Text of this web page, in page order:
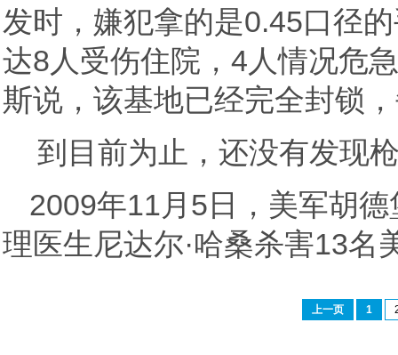
发时，嫌犯拿的是0.45口径
达8人受伤住院，4人情况危
斯说，该基地已经完全封锁
到目前为止，还没有发现
2009年11月5日，美军胡
理医生尼达尔·哈桑杀害13
上一页 1